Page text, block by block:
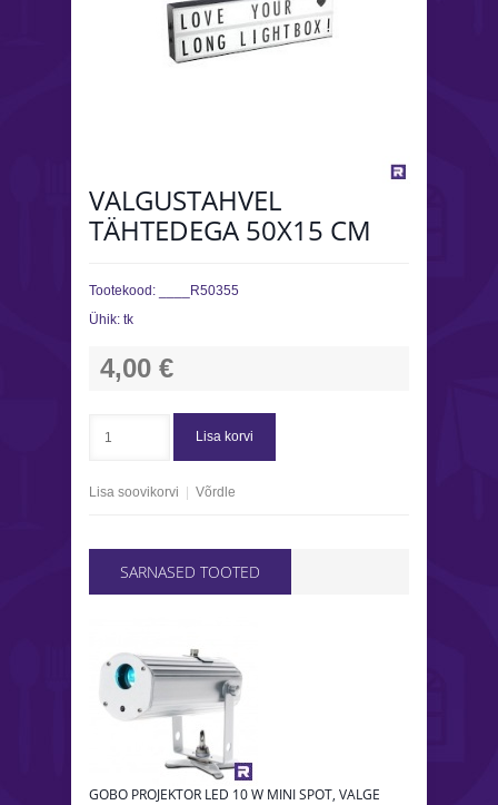
VALGUSTAHVEL
TÄHTEDEGA 50X15 CM
Tootekood:
____R50355
Ühik: tk
4,00 €
Lisa korvi
Lisa soovikorvi Võrdle
SARNASED TOOTED
GOBO PROJEKTOR LED 10 W MINI SPOT, VALGE